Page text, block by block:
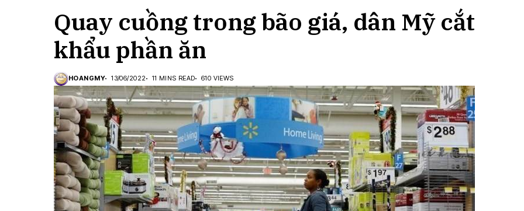
Quay cuồng trong bão giá, dân Mỹ cắt
khẩu phần ăn
HOANGMY 13/06/2022 11 MINS READ 610 VIEWS